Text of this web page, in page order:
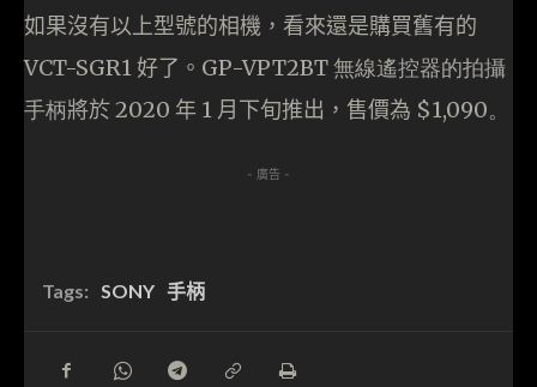
如果沒有以上型號的相機，看來還是購買舊有的
VCT-SGR1 好了。 GP-VPT2BT無線遙控器的拍攝
手柄將於2020 年 1 月下旬推出，售價為 $1,090。
- 廣告 -
Tags: SONY 手柄